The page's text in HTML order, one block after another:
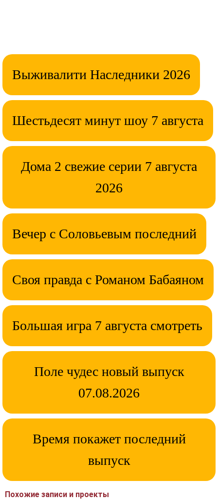
Выживалити Наследники 2026
Шестьдесят минут шоу 7 августа
Дома 2 свежие серии 7 августа
2026
Вечер с Соловьевым последний
Своя правда с Романом Бабаяном
Большая игра 7 августа смотреть
Поле чудес новый выпуск
07.08.2026
Время покажет последний
выпуск
Похожие записи и проекты